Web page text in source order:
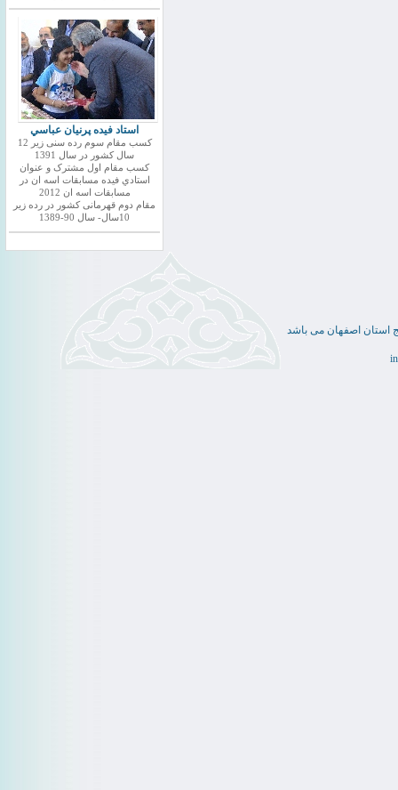
استاد فيده پرنيان عباسي
کسب مقام سوم رده سنی زیر 12
سال کشور در سال 1391
کسب مقام اول مشترک و عنوان
استادي فيده مسابقات اسه ان در
مسابقات اسه ان 2012
مقام دوم قهرمانی کشور در رده زیر
10سال- سال 90-1389
استان اصفهان می باشد